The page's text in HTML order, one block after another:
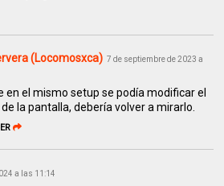
(Locomosxca) 7 de septiembre de 2023 a
en el mismo setup se podía modificar el
la pantalla, debería volver a mirarlo.
a las 11:14